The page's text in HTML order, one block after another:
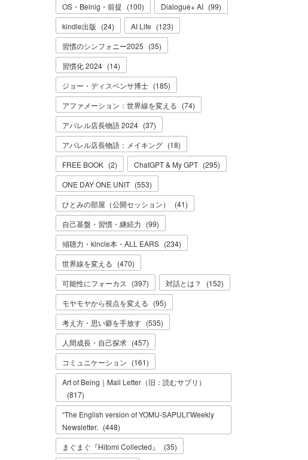
OS・Beinig・前提 (100) Dialogue+ AI (99)
kindle出版 (24) AI Life (123)
習慣のシンフォニー2025 (35)
習慣化 2024 (14)
ジョー・ディスペンサ博士 (185)
アファメーション：世界線を変える (74)
アパレル店長物語 2024 (37)
アパレル店長物語：メイキング (18)
FREE BOOK (2) ChatGPT & My GPT (295)
ONE DAY ONE UNIT (553)
ひとみの部屋（公開セッション）
(41)
自己基盤・習慣・継続力 (99)
傾聴力・kincle本・ALL EARS (234)
世界線を変える (470)
可能性にフォーカス
(397) 対話とは？ (152)
モヤモヤから視点を変える (95)
考え方・思い癖を手放す (535)
人間成長・自己探求 (457)
コミュニケーション (161)
Art of Being｜Mail Letter（旧：読むサプリ）
(817)
“The English version of YOMU-SAPULI”Weekly
Newsletter. (448)
まぐまぐ『Hitomi Collected』
(35)